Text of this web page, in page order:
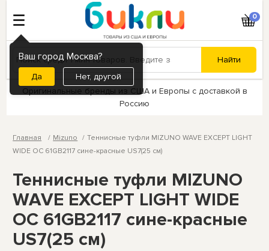
Ваш город Москва?
Нет, другой
0
Оригинальные бренды из США и Европы с доставкой в
Россию
Главная Mizuno
Теннисные туфли MIZUNO WAVE EXCEPT LIGHT
WIDE OC 61GB2117 сине-красные US7(25 см)
Теннисные туфли MIZUNO
WAVE EXCEPT LIGHT WIDE
OC 61GB2117 сине-красные
US7(25 см)